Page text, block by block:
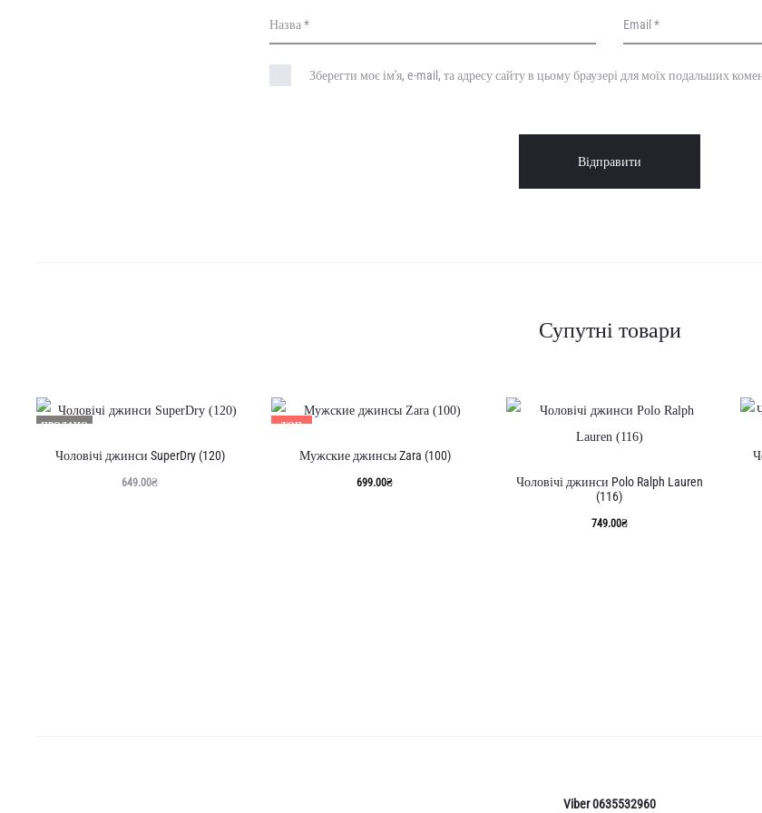
Назва* Email *
Зберегти моє ім'я, e-mail, та адресу сайту в цьому браузері для моїх подальших
Супутні товари
ПРОДАНО
Чоловічі джинси SuperDry (120)
649.00₴
ТОП
Мужские джинсы Zara (100)
699.00₴
Чоловічі джинси Polo Ralph Lauren
(116)
749.00₴
Viber 0635532960